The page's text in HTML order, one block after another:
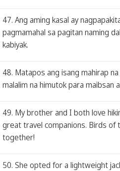
47. Ang aming kasal ay
pagmamahal sa pagitan naming
kabiyak.
48. Matapos ang isang mahirap
malalim na himutok para maibsan
49. My brother and I both love
great travel companions. Birds of
together!
50. She opted for a lightweight